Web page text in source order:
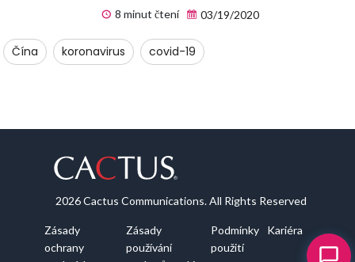
8 minut čtení 03/19/2020
Čína koronavirus covid-19
2026 Cactus Communications. All Rights Reserved
Zásady
ochrany
Zásady
používání
Podmínky
použití
Kariéra